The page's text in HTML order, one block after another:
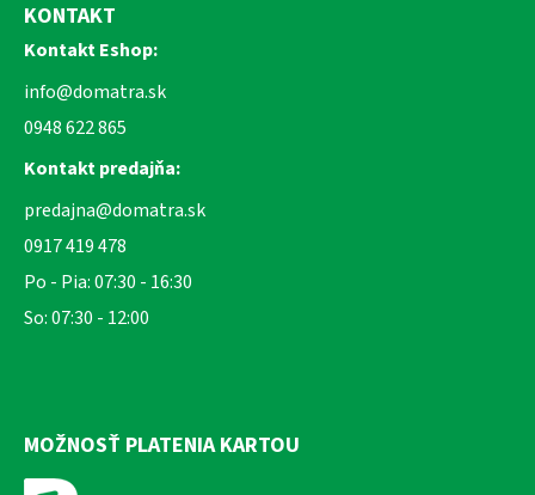
KONTAKT
Kontakt Eshop:
info@domatra.sk
0948 622 865
Kontakt predajňa:
predajna@domatra.sk
0917 419 478
Po - Pia: 07:30 - 16:30
So: 07:30 - 12:00
MOŽNOSŤ PLATENIA KARTOU